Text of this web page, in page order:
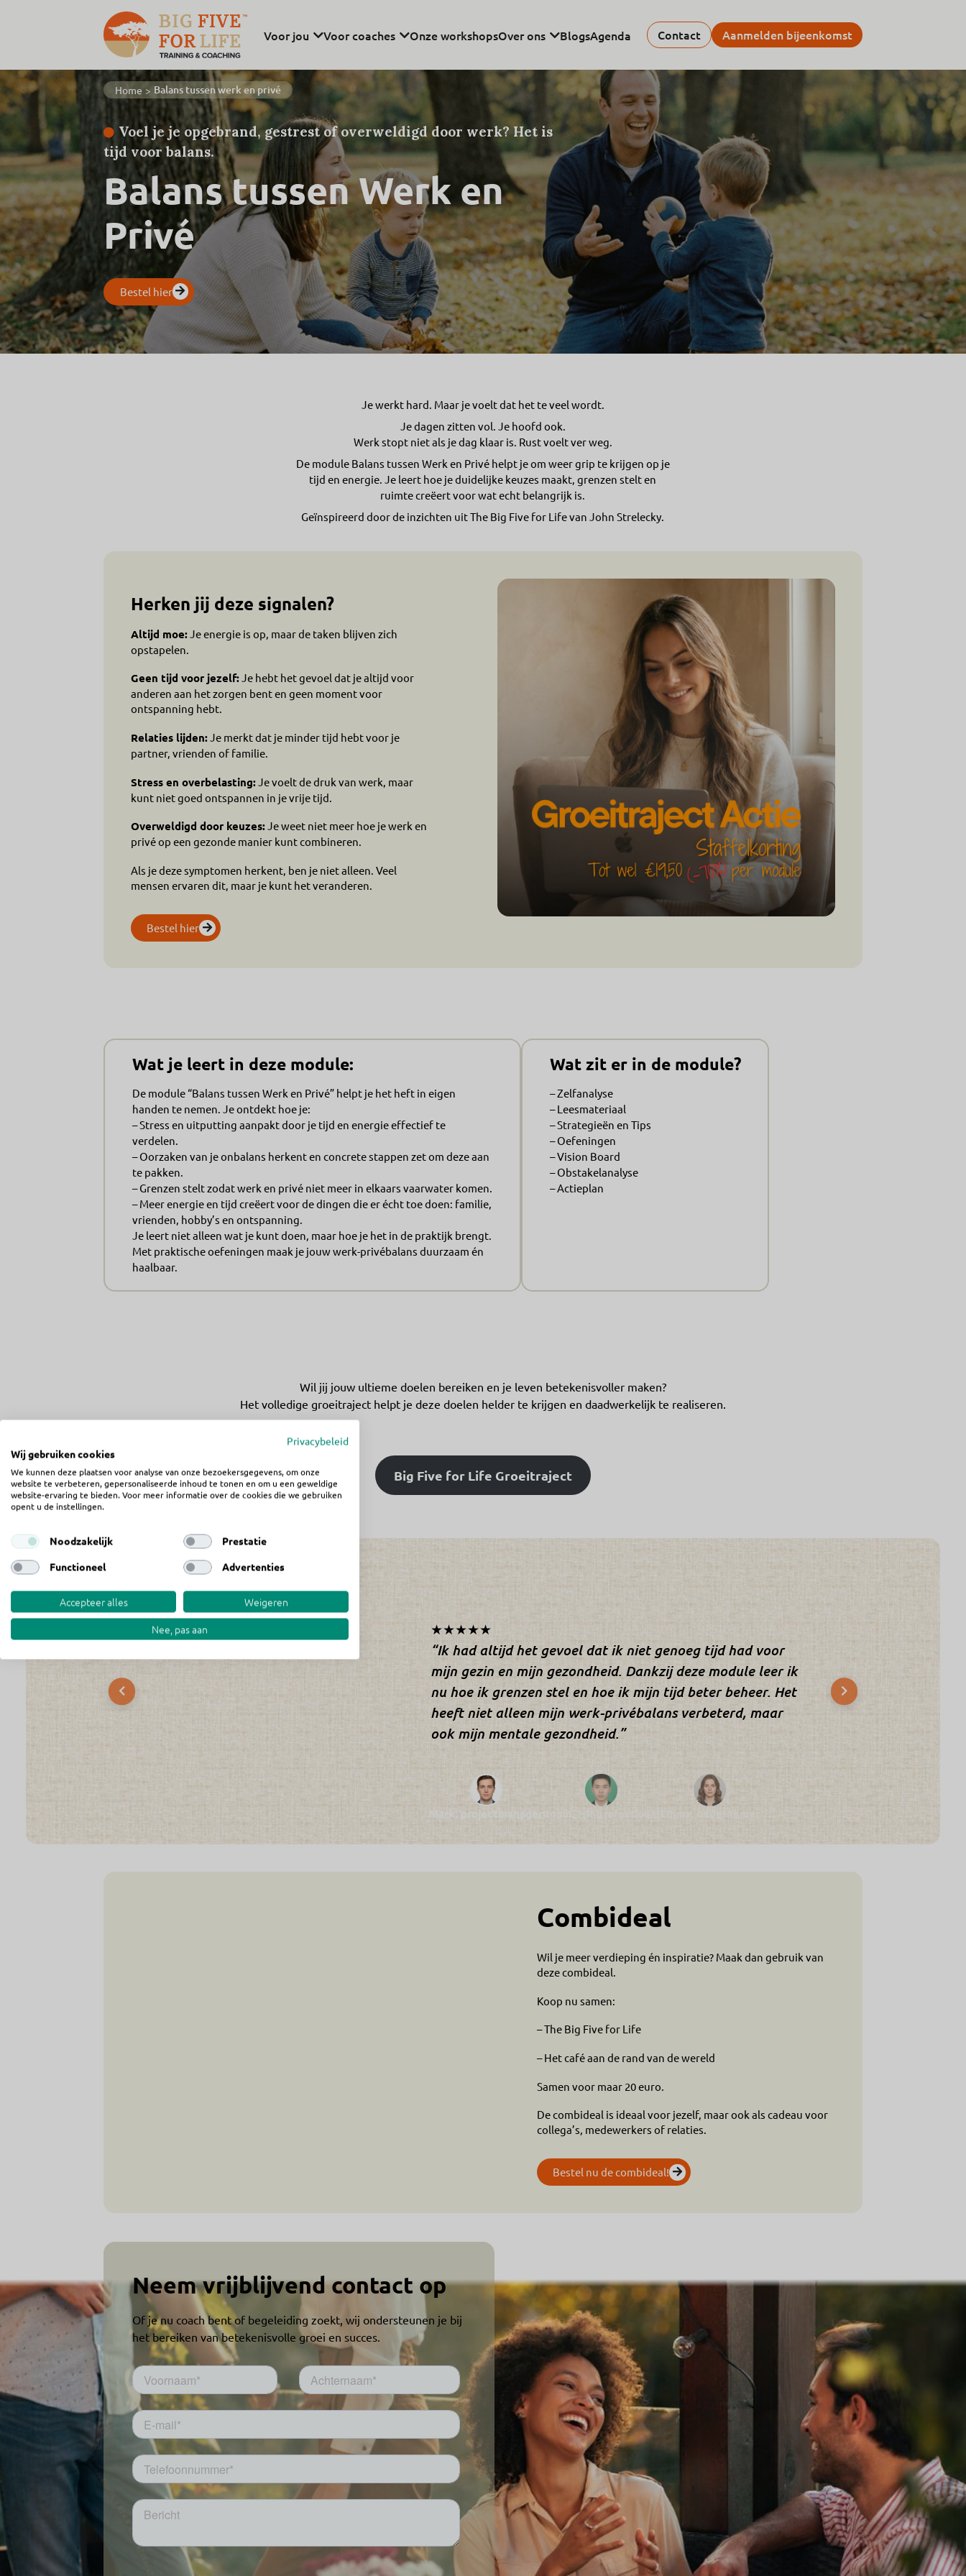
Voor jou Voor coaches Onze workshopsOver ons BlogsAgenda Contact Aanmelden bijeenkomst
Home > Balans tussen werk en privé
Voel je je opgebrand, gestrest of overweldigd door werk? Het is
tijd voor balans.
Balans tussen Werk en
Privé
Bestel hier
Je werkt hard. Maar je voelt dat het te veel wordt.
Je dagen zitten vol. Je hoofd ook.
Werk stopt niet als je dag klaar is. Rust voelt ver weg.
De module Balans tussen Werk en Privé helpt je om weer grip te krijgen op je
tijd en energie. Je leert hoe je duidelijke keuzes maakt, grenzen stelt en
ruimte creëert voor wat echt belangrijk is.
Geïnspireerd door de inzichten uit The Big Five for Life van John Strelecky.
Herken jij deze signalen?
Altijd moe:Je energie is op, maar de taken blijven zich
opstapelen.
Geen tijd voor jezelf:Je hebt het gevoel dat je altijd voor
anderen aan het zorgen bent en geen moment voor
ontspanning hebt.
Relaties lijden:Je merkt dat je minder tijd hebt voor je
partner, vrienden of familie.
Stress en overbelasting:Je voelt de druk van werk, maar
kunt niet goed ontspannen in je vrije tijd.
Overweldigd door keuzes:Je weet niet meer hoe je werk en
privé op een gezonde manier kunt combineren.
Als je deze symptomen herkent, ben je niet alleen. Veel
mensen ervaren dit, maar je kunt het veranderen.
Bestel hier
Wat je leert in deze module:
De module “Balans tussen Werk en Privé” helpt je het heft in eigen
handen te nemen. Je ontdekt hoe je:
– Stress en uitputting aanpakt door je tijd en energie effectief te
verdelen.
– Oorzaken van je onbalans herkent en concrete stappen zet om deze aan
te pakken.
– Grenzen stelt zodat werk en privé niet meer in elkaars vaarwater komen.
– Meer energie en tijd creëert voor de dingen die er écht toe doen: familie,
vrienden, hobby’s en ontspanning.
Je leert niet alleen wat je kunt doen, maar hoe je het in de praktijk brengt.
Met praktische oefeningen maak je jouw werk-privébalans duurzaam én
haalbaar.
Wat zit er in de module?
– Zelfanalyse
– Leesmateriaal
– Strategieën en Tips
– Oefeningen
– Vision Board
– Obstakelanalyse
– Actieplan
Wil jij jouw ultieme doelen bereiken en je leven betekenisvoller maken?
Het volledige groeitraject helpt je deze doelen helder te krijgen en daadwerkelijk te realiseren.
Big Five for Life Groeitraject
★★★★★
“Ik had altijd het gevoel dat ik niet genoeg tijd had voor
mijn gezin en mijn gezondheid. Dankzij deze module leer ik
nu hoe ik grenzen stel en hoe ik mijn tijd beter beheer. Het
heeft niet alleen mijn werk-privébalans verbeterd, maar
ook mijn mentale gezondheid.”
Mark, projectmanager Emma, ondernemer
Combideal
Wil je meer verdieping én inspiratie? Maak dan gebruik van
deze combideal.
Koop nu samen:
– The Big Five for Life
– Het café aan de rand van de wereld
Samen voor maar 20 euro.
De combideal is ideaal voor jezelf, maar ook als cadeau voor
collega’s, medewerkers of relaties.
Bestel nu de combideal!
Neem vrijblijvend contact op
Of je nu coach bent of begeleiding zoekt, wij ondersteunen je bij
het bereiken van betekenisvolle groei en succes.
Privacybeleid
Wij gebruiken cookies
We kunnen deze plaatsen voor analyse van onze bezoekersgegevens, om onze
website te verbeteren, gepersonaliseerde inhoud te tonen en om u een geweldige
website-ervaring te bieden. Voor meer informatie over de cookies die we gebruiken
opent u de instellingen.
Noodzakelijk
Prestatie
Functioneel
Advertenties
Accepteer alles
Weigeren
Nee, pas aan